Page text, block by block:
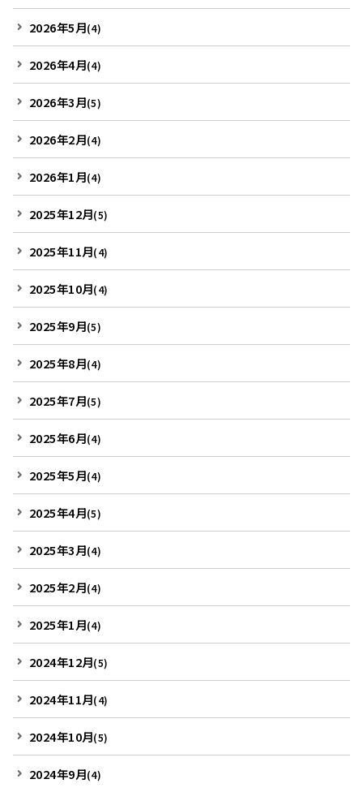
2026年5月(4)
2026年4月(4)
2026年3月(5)
2026年2月(4)
2026年1月(4)
2025年12月(5)
2025年11月(4)
2025年10月(4)
2025年9月(5)
2025年8月(4)
2025年7月(5)
2025年6月(4)
2025年5月(4)
2025年4月(5)
2025年3月(4)
2025年2月(4)
2025年1月(4)
2024年12月(5)
2024年11月(4)
2024年10月(5)
2024年9月(4)